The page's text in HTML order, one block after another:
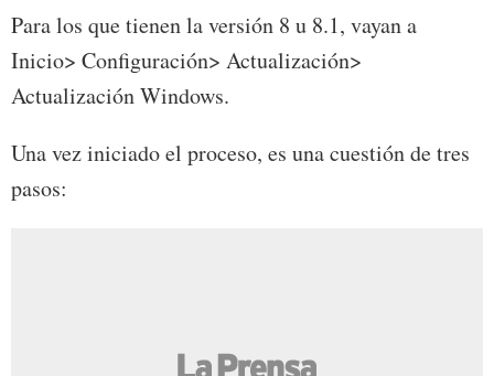
Para los que tienen la versión 8 u 8.1, vayan a
Inicio> Configuración> Actualización>
Actualización Windows.
Una vez iniciado el proceso, es una cuestión de tres
pasos: